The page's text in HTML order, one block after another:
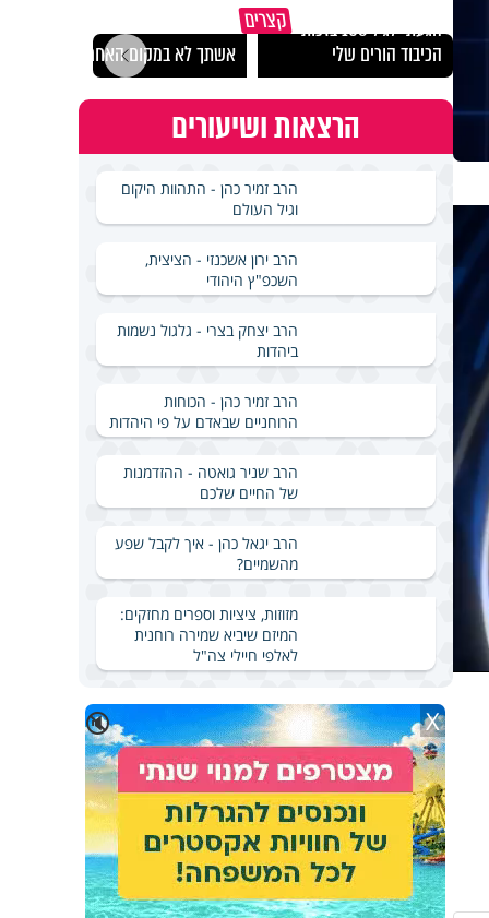
קצרים הגעתי לגיל 108 בזכות
הכיבוד הורים שלי
אשתך לא במקום האחרון
הרצאות ושיעורים
הרב זמיר כהן - התהוות היקום
וגיל העולם
הרב ירון אשכנזי - הציצית,
השכפ"ץ היהודי
הרב יצחק בצרי - גלגול נשמות
ביהדות
הרב זמיר כהן - הכוחות
הרוחניים שבאדם על פי היהדות
הרב שניר גואטה - ההזדמנות
של החיים שלכם
הרב יגאל כהן - איך לקבל שפע
מהשמיים?
מזוזות, ציציות וספרים מחזקים:
המיזם שיביא שמירה רוחנית
לאלפי חיילי צה"ל
🔇 X